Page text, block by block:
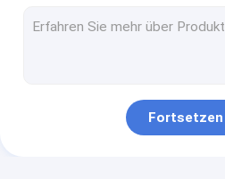
Fortsetzen